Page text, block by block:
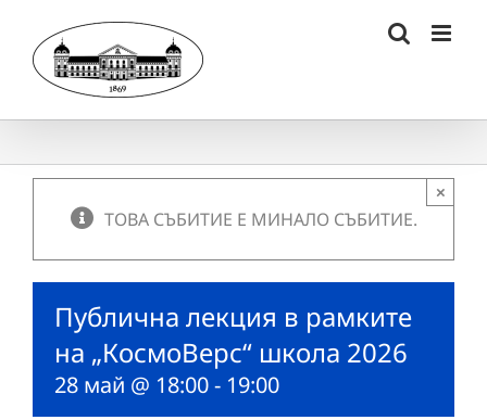
content
ТОВА СЪБИТИЕ Е МИНАЛО СЪБИТИЕ.
×
Публична лекция в рамките
на „КосмоВерс“ школа 2026
28 май @ 18:00- 19:00